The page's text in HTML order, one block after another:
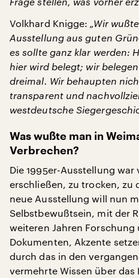
Volkhard Knigge: „Wir
Ausstellung aus guten
es sollte ganz klar werden:
hier wird belegt; wir
dreimal. Wir behaupten
transparent und
westdeutsche
Was wußte man in
Verbrechen?
Die 1995er-Ausstellung
erschließen, zu trocken, zu
neue Ausstellung will nun
Selbstbewußtsein, mit der
weiteren Jahren
Dokumenten, Akzente
durch das in den
vermehrte Wissen über das